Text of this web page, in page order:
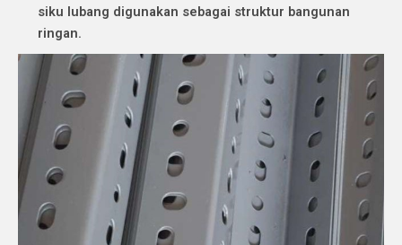
siku lubang digunakan sebagai struktur bangunan
ringan.